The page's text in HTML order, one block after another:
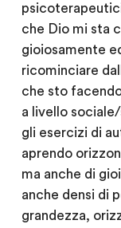
che Dio mi sta
gioiosamente
ricominciare
che sto
a livello
gli esercizi di
aprendo
ma anche di
anche densi di
grandezza,